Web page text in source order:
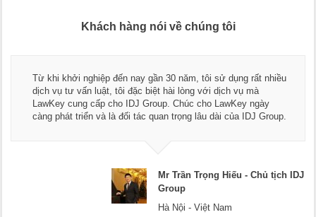
Khách hàng nói về chúng tôi
Thay mặt Công ty Dương Cafe, tôi xin chân thành cảm ơn đội
ngũ luật sư, kế toán của LawKey. Thực sự yên tâm khi sử
dụng dịch vụ tư vấn pháp luật và kế toán thuế bên các bạn.
Chúc các bạn phát triển hơn, phục vụ tốt hơn cho cộng đồng
Mr Dương - CEO Dương Cafe
Hà Nội